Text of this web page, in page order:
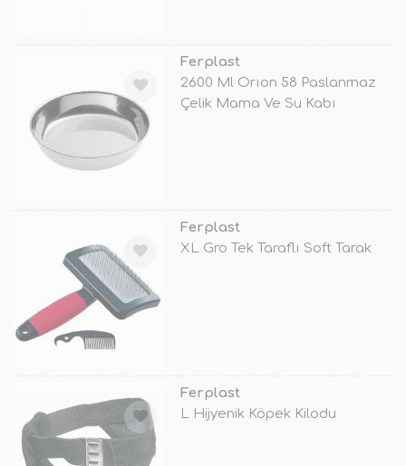
Ferplast
2600 Ml Orıon 58 Paslanmaz
Çelik Mama Ve Su Kabı
Ferplast
XL Gro Tek Taraflı Soft Tarak
Ferplast
L Hijyenik Köpek Kilodu